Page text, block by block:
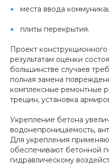
места ввода
плиты перекрытия.
Проект
результатам оценки
большинстве случаев
полная замена
комплексные ремонтные
трещин, установка
Укрепление бетона
водонепроницаемость,
Для укрепления
обеспечивают бетонной
гидравлическому